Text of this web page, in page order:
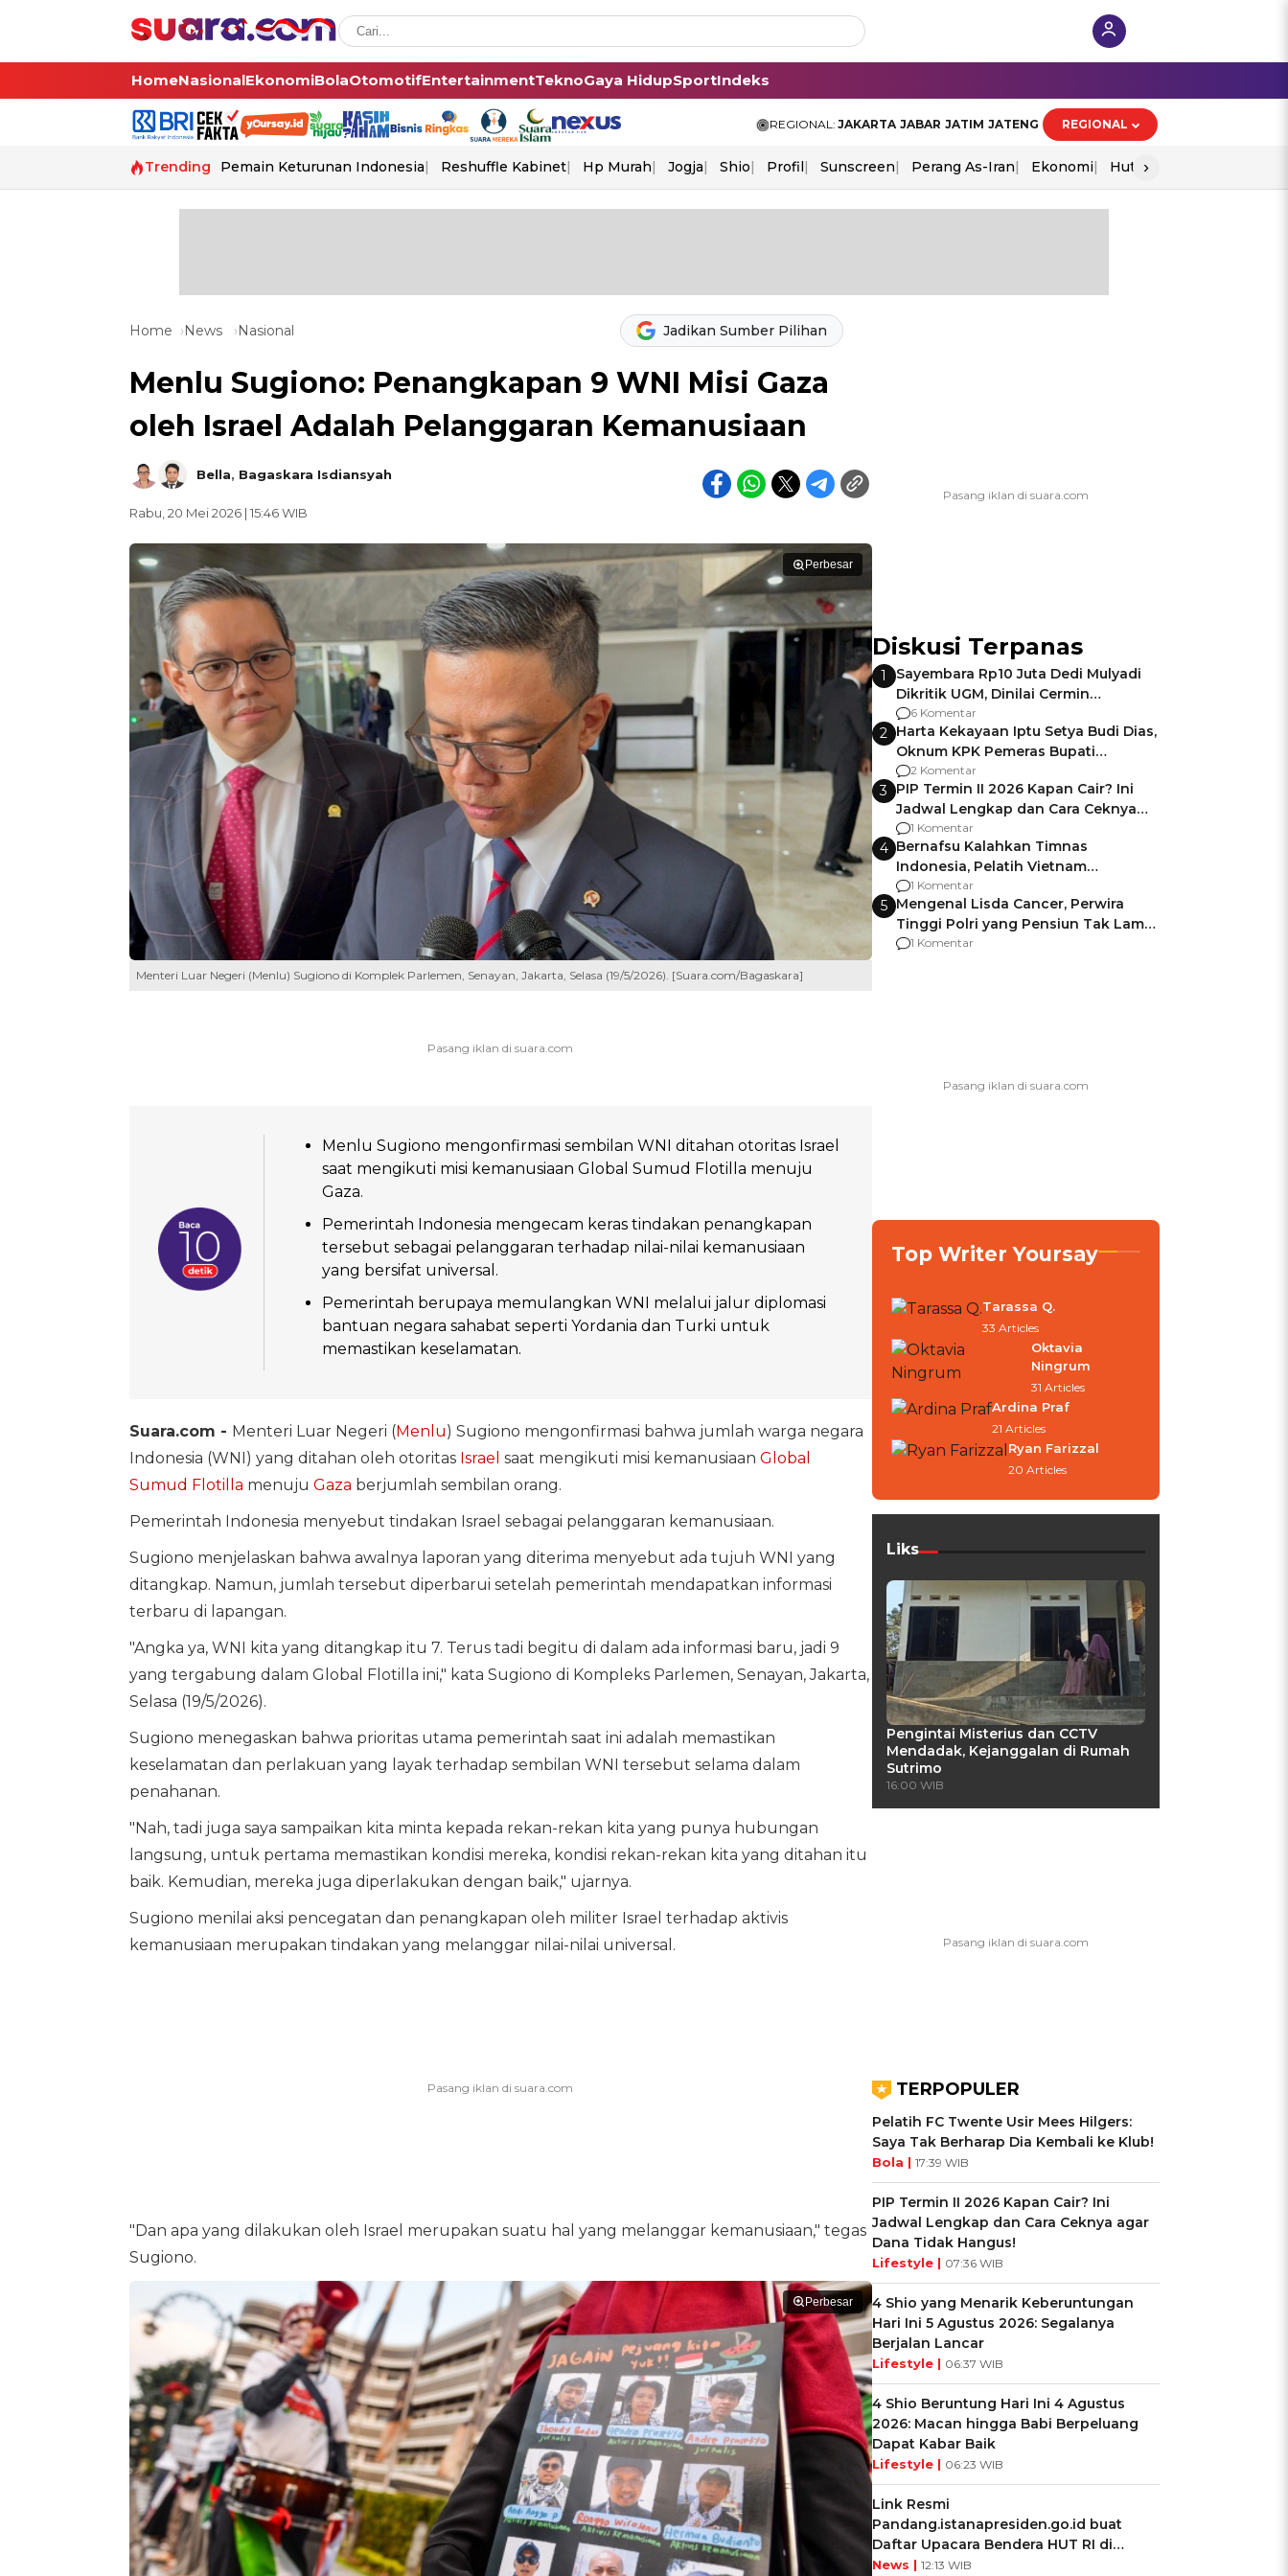
HomeNasionalEkonomiBolaOtomotifEntertainmentTeknoGaya HidupSportIndeks
REGIONAL: JAKARTA JABAR JATIM JATENG REGIONAL
Trending Pemain Keturunan Indonesia Reshuffle Kabinet Hp Murah Jogja Shio Profil Sunscreen Perang As-Iran Ekonomi Hut Ri
›
Home News Nasional Jadikan Sumber Pilihan
Menlu Sugiono: Penangkapan 9 WNI Misi Gaza
oleh Israel Adalah Pelanggaran Kemanusiaan
Bella, Bagaskara Isdiansyah
Rabu, 20 Mei 2026 | 15:46 WIB
Perbesar
Menteri Luar Negeri (Menlu) Sugiono di Komplek Parlemen, Senayan, Jakarta, Selasa (19/5/2026). [Suara.com/Bagaskara]
Menlu Sugiono mengonfirmasi sembilan WNI ditahan otoritas Israel
saat mengikuti misi kemanusiaan Global Sumud Flotilla menuju
Gaza.
Pemerintah Indonesia mengecam keras tindakan penangkapan
tersebut sebagai pelanggaran terhadap nilai-nilai kemanusiaan
yang bersifat universal.
Pemerintah berupaya memulangkan WNI melalui jalur diplomasi
bantuan negara sahabat seperti Yordania dan Turki untuk
memastikan keselamatan.
Suara.com - Menteri Luar Negeri (Menlu) Sugiono mengonfirmasi bahwa jumlah warga negara
Indonesia (WNI) yang ditahan oleh otoritas Israel saat mengikuti misi kemanusiaan Global
Sumud Flotilla menuju Gaza berjumlah sembilan orang.
Pemerintah Indonesia menyebut tindakan Israel sebagai pelanggaran kemanusiaan.
Sugiono menjelaskan bahwa awalnya laporan yang diterima menyebut ada tujuh WNI yang
ditangkap. Namun, jumlah tersebut diperbarui setelah pemerintah mendapatkan informasi
terbaru di lapangan.
"Angka ya, WNI kita yang ditangkap itu 7. Terus tadi begitu di dalam ada informasi baru, jadi 9
yang tergabung dalam Global Flotilla ini," kata Sugiono di Kompleks Parlemen, Senayan, Jakarta,
Selasa (19/5/2026).
Sugiono menegaskan bahwa prioritas utama pemerintah saat ini adalah memastikan
keselamatan dan perlakuan yang layak terhadap sembilan WNI tersebut selama dalam
penahanan.
"Nah, tadi juga saya sampaikan kita minta kepada rekan-rekan kita yang punya hubungan
langsung, untuk pertama memastikan kondisi mereka, kondisi rekan-rekan kita yang ditahan itu
baik. Kemudian, mereka juga diperlakukan dengan baik," ujarnya.
Sugiono menilai aksi pencegatan dan penangkapan oleh militer Israel terhadap aktivis
kemanusiaan merupakan tindakan yang melanggar nilai-nilai universal.
"Dan apa yang dilakukan oleh Israel merupakan suatu hal yang melanggar kemanusiaan," tegas
Sugiono.
Perbesar
Diskusi Terpanas
1
Sayembara Rp10 Juta Dedi Mulyadi
Dikritik UGM, Dinilai Cermin
Gagalnya Negara Jamin Keamanan
6 Komentar
2 Harta Kekayaan Iptu Setya Budi Dias,
Oknum KPK Pemeras Bupati
Pemalang
2 Komentar
3 PIP Termin II 2026 Kapan Cair? Ini
Jadwal Lengkap dan Cara Ceknya
agar Dana Tidak Hangus!
1 Komentar
4 Bernafsu Kalahkan Timnas
Indonesia, Pelatih Vietnam
Berencana Pakai Jimat di Pakansari
1 Komentar
5 Mengenal Lisda Cancer, Perwira
Tinggi Polri yang Pensiun Tak Lama
Usai Jadi Brigjen
1 Komentar
Top Writer Yoursay
Tarassa Q.
33 Articles
Oktavia
Ningrum
31 Articles
Ardina Praf
21 Articles
Ryan Farizzal
20 Articles
Liks
Pengintai Misterius dan CCTV
Mendadak, Kejanggalan di Rumah
Sutrimo
16:00 WIB
TERPOPULER
Pelatih FC Twente Usir Mees Hilgers:
Saya Tak Berharap Dia Kembali ke Klub!
Bola | 17:39 WIB
PIP Termin II 2026 Kapan Cair? Ini
Jadwal Lengkap dan Cara Ceknya agar
Dana Tidak Hangus!
Lifestyle | 07:36 WIB
4 Shio yang Menarik Keberuntungan
Hari Ini 5 Agustus 2026: Segalanya
Berjalan Lancar
Lifestyle | 06:37 WIB
4 Shio Beruntung Hari Ini 4 Agustus
2026: Macan hingga Babi Berpeluang
Dapat Kabar Baik
Lifestyle | 06:23 WIB
Link Resmi
Pandang.istanapresiden.go.id buat
Daftar Upacara Bendera HUT RI di
Istana Negara
News | 12:13 WIB